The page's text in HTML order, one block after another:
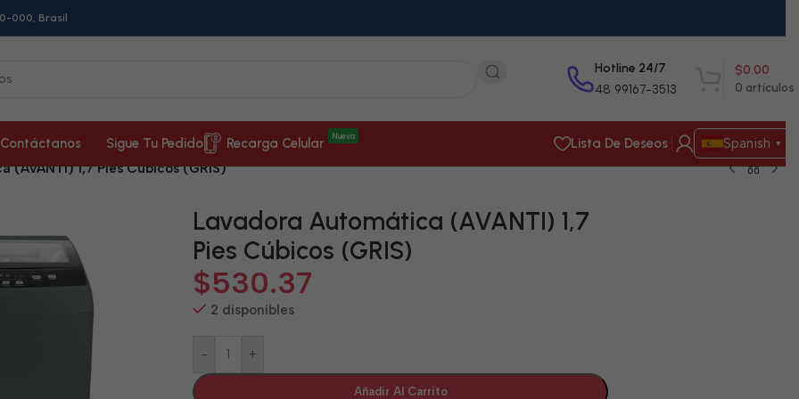
000, Brasil
Hotline 24/7
48 99167-3513 0 artículos
$0.00
Contáctanos Sigue Tu Pedido Recarga Celular Nueva Lista De Deseos Spanish ▼
(AVANTI) 1,7 Pies Cúbicos (GRIS)
Lavadora Automática (AVANTI) 1,7
Pies Cúbicos (GRIS)
$530.37
2 disponibles
- +
Añadir Al Carrito